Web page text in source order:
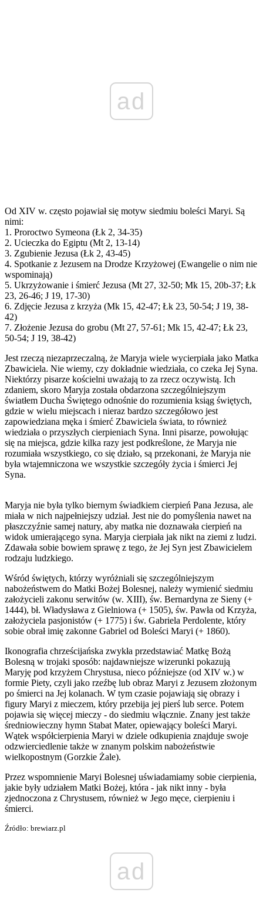
ad
Od XIV w. często pojawiał się motyw siedmiu boleści Maryi. Są
nimi:
1. Proroctwo Symeona (Łk 2, 34-35)
2. Ucieczka do Egiptu (Mt 2, 13-14)
3. Zgubienie Jezusa (Łk 2, 43-45)
4. Spotkanie z Jezusem na Drodze Krzyżowej (Ewangelie o nim nie
wspominają)
5. Ukrzyżowanie i śmierć Jezusa (Mt 27, 32-50; Mk 15, 20b-37; Łk
23, 26-46; J 19, 17-30)
6. Zdjęcie Jezusa z krzyża (Mk 15, 42-47; Łk 23, 50-54; J 19, 38-
42)
7. Złożenie Jezusa do grobu (Mt 27, 57-61; Mk 15, 42-47; Łk 23,
50-54; J 19, 38-42)
Jest rzeczą niezaprzeczalną, że Maryja wiele wycierpiała jako Matka
Zbawiciela. Nie wiemy, czy dokładnie wiedziała, co czeka Jej Syna.
Niektórzy pisarze kościelni uważają to za rzecz oczywistą. Ich
zdaniem, skoro Maryja została obdarzona szczególniejszym
światłem Ducha Świętego odnośnie do rozumienia ksiąg świętych,
gdzie w wielu miejscach i nieraz bardzo szczegółowo jest
zapowiedziana męka i śmierć Zbawiciela świata, to również
wiedziała o przyszłych cierpieniach Syna. Inni pisarze, powołując
się na miejsca, gdzie kilka razy jest podkreślone, że Maryja nie
rozumiała wszystkiego, co się działo, są przekonani, że Maryja nie
była wtajemniczona we wszystkie szczegóły życia i śmierci Jej
Syna.
Maryja nie była tylko biernym świadkiem cierpień Pana Jezusa, ale
miała w nich najpełniejszy udział. Jest nie do pomyślenia nawet na
płaszczyźnie samej natury, aby matka nie doznawała cierpień na
widok umierającego syna. Maryja cierpiała jak nikt na ziemi z ludzi.
Zdawała sobie bowiem sprawę z tego, że Jej Syn jest Zbawicielem
rodzaju ludzkiego.
Wśród świętych, którzy wyróżniali się szczególniejszym
nabożeństwem do Matki Bożej Bolesnej, należy wymienić siedmiu
założycieli zakonu serwitów (w. XIII), św. Bernardyna ze Sieny (+
1444), bł. Władysława z Gielniowa (+ 1505), św. Pawła od Krzyża,
założyciela pasjonistów (+ 1775) i św. Gabriela Perdolente, który
sobie obrał imię zakonne Gabriel od Boleści Maryi (+ 1860).
Ikonografia chrześcijańska zwykła przedstawiać Matkę Bożą
Bolesną w trojaki sposób: najdawniejsze wizerunki pokazują
Maryję pod krzyżem Chrystusa, nieco późniejsze (od XIV w.) w
formie Piety, czyli jako rzeźbę lub obraz Maryi z Jezusem złożonym
po śmierci na Jej kolanach. W tym czasie pojawiają się obrazy i
figury Maryi z mieczem, który przebija jej pierś lub serce. Potem
pojawia się więcej mieczy - do siedmiu włącznie. Znany jest także
średniowieczny hymn Stabat Mater, opiewający boleści Maryi.
Wątek współcierpienia Maryi w dziele odkupienia znajduje swoje
odzwierciedlenie także w znanym polskim nabożeństwie
wielkopostnym (Gorzkie Żale).
Przez wspomnienie Maryi Bolesnej uświadamiamy sobie cierpienia,
jakie były udziałem Matki Bożej, która - jak nikt inny - była
zjednoczona z Chrystusem, również w Jego męce, cierpieniu i
śmierci.
Źródło: brewiarz.pl
ad